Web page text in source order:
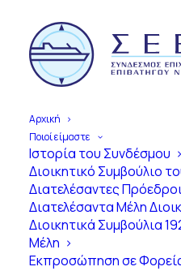
Αρχική
Ποιοί είμαστε
Ιστορία του Συνδέσμου
Διοικητικό Συμβούλιο
Διατελέσαντες
Διατελέσαντα Μέλη
Διοικητικά Συμβούλια
Μέλη
Εκπροσώπηση σε